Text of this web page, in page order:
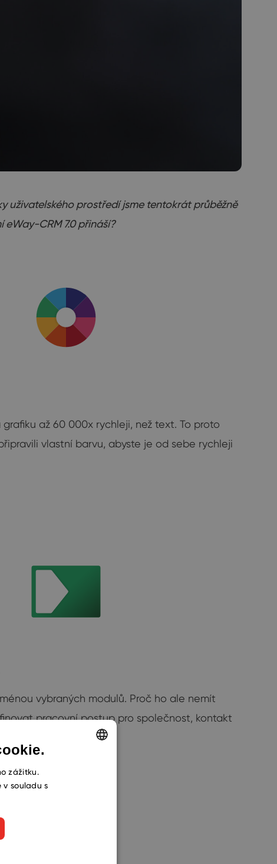
uživatelského prostředí jsme tentokrát průběžně
CRM 7.0 přináší?
až 60 000x rychleji, než text. To proto
vlastní barvu, abyste je od sebe rychleji
vybraných modulů. Proč ho ale nemít
pracovní postup pro společnost, kontakt
zážitku.
v souladu s